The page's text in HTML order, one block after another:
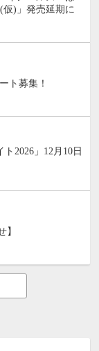
)」発売延期に
ト募集！
2026」12月10日
】